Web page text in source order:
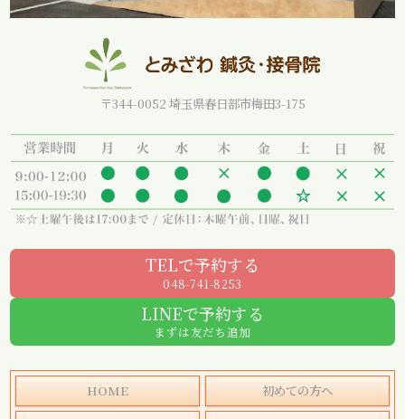
〒344-0052 埼玉県春日部市梅田3-175
TELで予約する
048-741-8253
LINEで予約する
まずは友だち追加
HOME 初めての方へ